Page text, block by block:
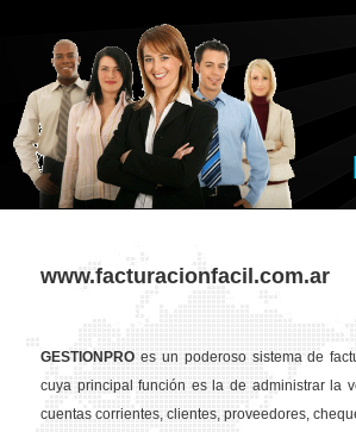
|
www.facturacionfacil.com.ar
GESTION PRO es un poderoso sistema de
cuya principal función es la de administrar la
cuentas corrientes, clientes, proveedores,